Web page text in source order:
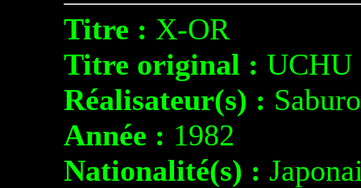
Titre : X-OR
Titre original :
Réalisateur(s) :
Année : 1982
Nationalité(s) :